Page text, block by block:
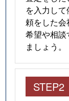
を入力し
頼をした会
希望や相談
ましょう。
STEP2